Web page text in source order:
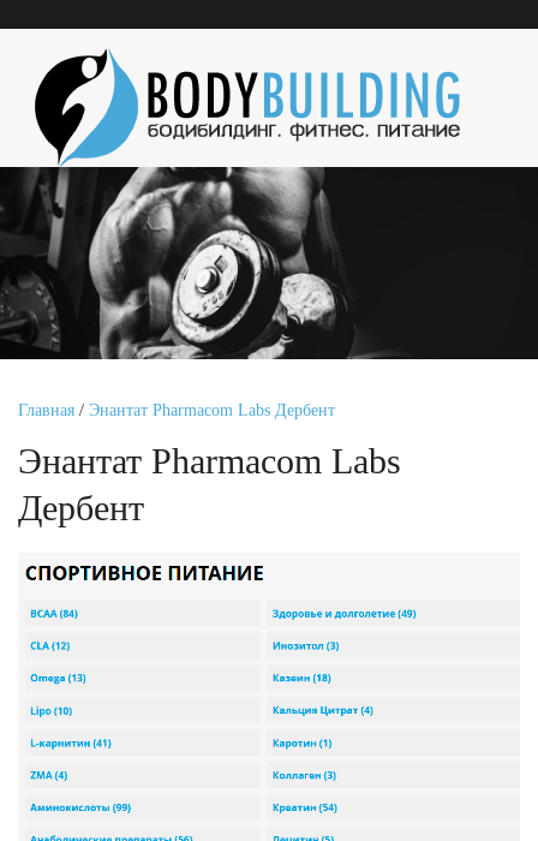
Главная / Энантат Pharmacom Labs Дербент
Энантат Pharmacom Labs
Дербент